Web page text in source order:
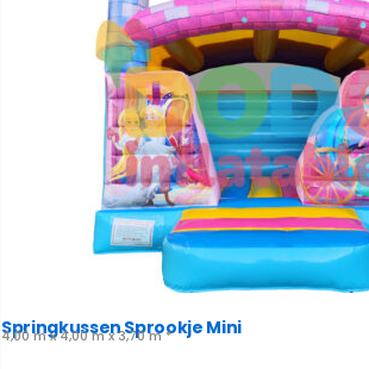
Springkussen Sprookje Mini
4,00 m x 4,00 m x 3,70 m *